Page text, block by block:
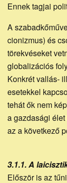
Ennek tagjai
A
cionizmus) és
törekvéseket
globalizációs
Konkrét vallás-
esetekkel
tehát ők nem
a gazdasági
az a következő
3.1.1. A
Először is az